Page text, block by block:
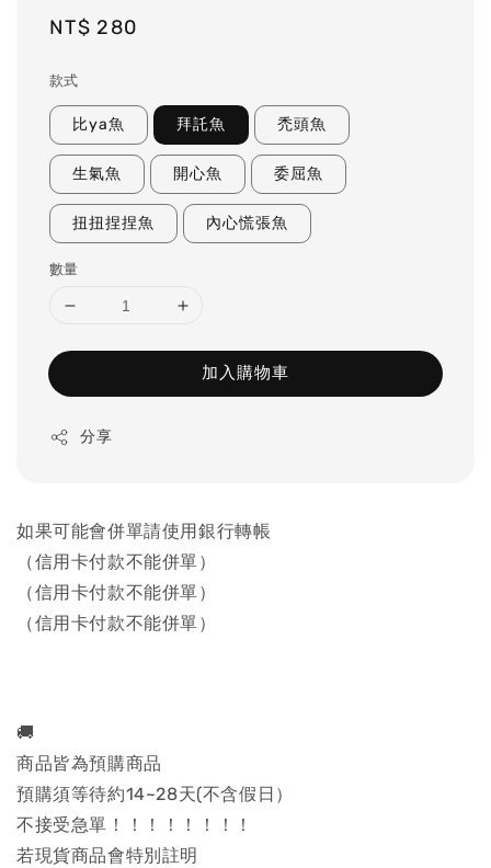
Regular
NT$ 280
款式
比ya魚 拜託魚 禿頭魚
生氣魚 開心魚 委屈魚
扭扭捏捏魚 內心慌張魚
數量
加入購物車
分享
如果可能會併單請使用銀行轉帳
（信用卡付款不能併單）
（信用卡付款不能併單）
（信用卡付款不能併單）
🚚
商品皆為預購商品
預購須等待約14~28天(不含假日）
不接受急單！！！！！！！！
若現貨商品會特別註明